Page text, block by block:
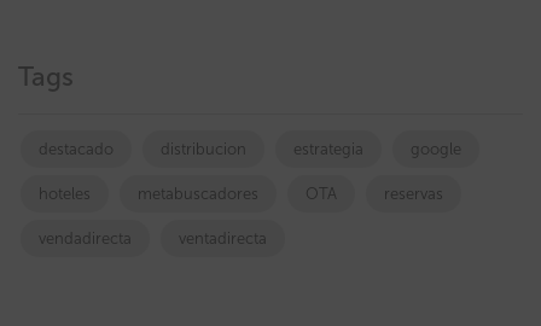
Tags
destacado distribucion estrategia google
hoteles metabuscadores OTA reservas
vendadirecta ventadirecta